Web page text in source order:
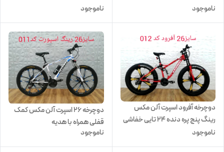
ناموجود ناموجود
دوچرخه آفرود اسپرت آلن مکس
رینگ پنج پره دنده 24 تایی خفاشی
سایز 26 همراه با هدیه
ناموجود
دوچرخه ۲۶ اسپرت آلن مکس کمک
قفلی همراه با هدیه
ناموجود